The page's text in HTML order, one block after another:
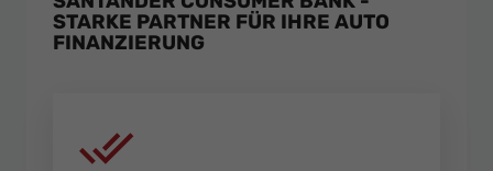
STARKE PARTNER FÜR IHRE AUTO
FINANZIERUNG